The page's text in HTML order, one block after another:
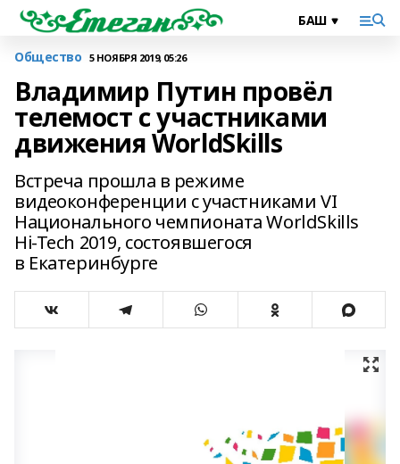
Общество 5 НОЯБРЯ 2019, 05:26
Владимир Путин провёл
телемост с участниками
движения WorldSkills
Встреча прошла в режиме
видеоконференции с участниками VI
Национального чемпионата WorldSkills
Hi-Tech 2019, состоявшегося
в Екатеринбурге